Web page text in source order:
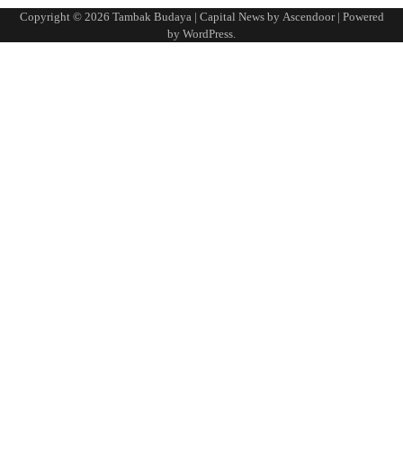
Copyright © 2026 Tambak Budaya| Capital News by Ascendoor| Powered
by WordPress.